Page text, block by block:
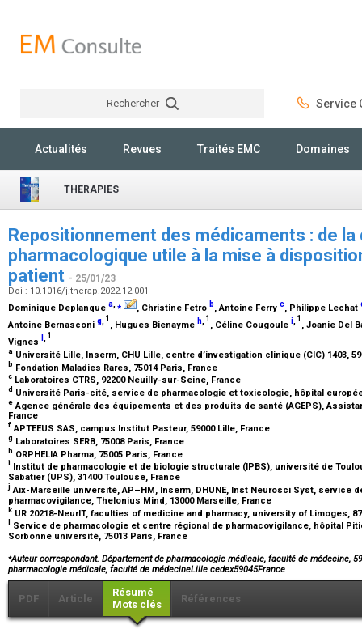
Rechercher Service
Actualités Revues Traités EMC Domaines
THERAPIES
Repositionnement des médicaments : de
pharmacologique utile à la mise à
patient - 25/01/23
Doi : 10.1016/j.therap.2022.12.001
Dominique Deplanque a,⁎ , Christine Fetro b, Antoine Ferry c, Philippe Lechat
Antoine Bernasconi g, 1
, Hugues Bienayme h, 1
, Céline Cougoule i, 1
, Joanie Del
Vignes
, 1
a Université Lille, Inserm, CHU Lille, centre d’investigation clinique (CIC) 1403,
b Fondation Maladies Rares, 75014 Paris, France
c Laboratoires CTRS, 92200 Neuilly-sur-Seine, France
d Université Paris-cité, service de pharmacologie et toxicologie, hôpital
e Agence générale des équipements et des produits de santé (AGEPS),
France
f APTEEUS SAS, campus Institut Pasteur, 59000 Lille, France
g Laboratoires SERB, 75008 Paris, France
h ORPHELIA Pharma, 75005 Paris, France
i Institut de pharmacologie et de biologie structurale (IPBS), université de
Sabatier (UPS), 31400 Toulouse, France
j Aix-Marseille université, AP–HM, Inserm, DHUNE, Inst Neurosci Syst, service
pharmacovigilance, Thelonius Mind, 13000 Marseille, France
k UR 20218-NeurIT, faculties of medicine and pharmacy, university of Limoges,
Service de pharmacologie et centre régional de pharmacovigilance, hôpital
Sorbonne université, 75013 Paris, France
⁎Auteur correspondant. Département de pharmacologie médicale, faculté de médecine,
pharmacologie médicale, faculté de médecineLille cedex59045France
PDF Article
Résumé
Mots clés
Références